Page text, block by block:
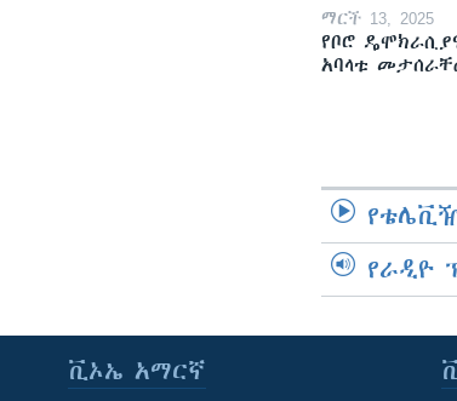
ማርች 13, 2025
የቦሮ
አባላቱ
የራዲዮ
ቪኦኤ አማርኛ